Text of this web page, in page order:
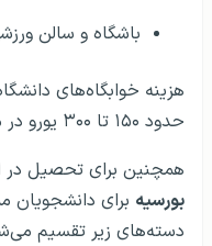
باشگاه و سالن
هزینه خوابگاه‌های
حدود ۱۵۰ تا ۳۰۰ یورو در ماه است.
همچنین برای تحصیل در
بورسیه برای دانشجویان
دسته‌های زیر تقسیم